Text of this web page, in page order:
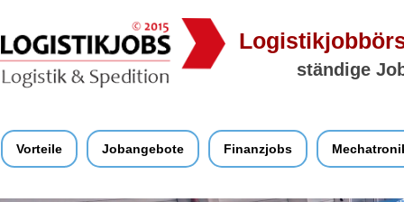
ständige
Vorteile Jobangebote Finanzjobs